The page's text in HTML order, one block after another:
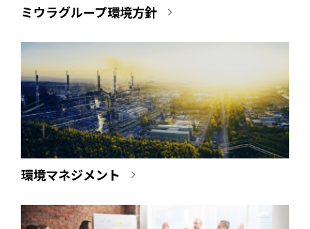
ミウラグループ環境方針
環境マネジメント